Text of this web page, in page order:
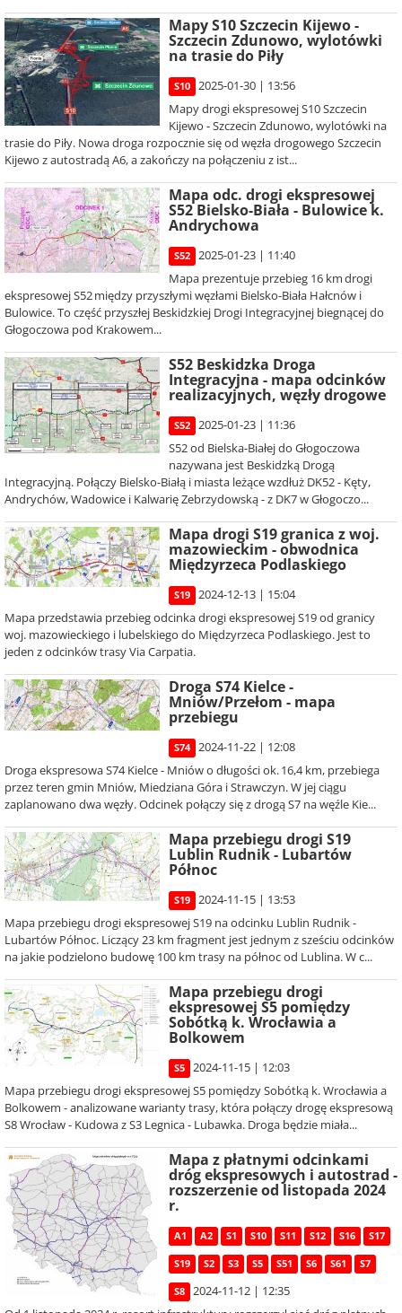
Mapy S10 Szczecin Kijewo -
Szczecin Zdunowo, wylotówki
na trasie do Piły
S10
2025-01-30 | 13:56
Mapy drogi ekspresowej S10 Szczecin
Kijewo - Szczecin Zdunowo, wylotówki na
trasie do Piły. Nowa droga rozpocznie się od węzła drogowego Szczecin
Kijewo z autostradą A6, a zakończy na połączeniu z ist...
Mapa odc. drogi ekspresowej
S52 Bielsko-Biała - Bulowice k.
Andrychowa
S52
2025-01-23 | 11:40
Mapa prezentuje przebieg 16 km drogi
ekspresowej S52 między przyszłymi węzłami Bielsko-Biała Hałcnów i
Bulowice. To część przyszłej Beskidzkiej Drogi Integracyjnej biegnącej do
Głogoczowa pod Krakowem...
S52 Beskidzka Droga
Integracyjna - mapa odcinków
realizacyjnych, węzły drogowe
S52
2025-01-23 | 11:36
S52 od Bielska-Białej do Głogoczowa
nazywana jest Beskidzką Drogą
Integracyjną. Połączy Bielsko-Białą i miasta leżące wzdłuż DK52 - Kęty,
Andrychów, Wadowice i Kalwarię Zebrzydowską - z DK7 w Głogoczo...
Mapa drogi S19 granica z woj.
mazowieckim - obwodnica
Międzyrzeca Podlaskiego
S19
2024-12-13 | 15:04
Mapa przedstawia przebieg odcinka drogi ekspresowej S19 od granicy
woj. mazowieckiego i lubelskiego do Międzyrzeca Podlaskiego. Jest to
jeden z odcinków trasy Via Carpatia.
Droga S74 Kielce -
Mniów/Przełom - mapa
przebiegu
S74
2024-11-22 | 12:08
Droga ekspresowa S74 Kielce - Mniów o długości ok. 16,4 km, przebiega
przez teren gmin Mniów, Miedziana Góra i Strawczyn. W jej ciągu
zaplanowano dwa węzły. Odcinek połączy się z drogą S7 na węźle Kie...
Mapa przebiegu drogi S19
Lublin Rudnik - Lubartów
Północ
S19
2024-11-15 | 13:53
Mapa przebiegu drogi ekspresowej S19 na odcinku Lublin Rudnik -
Lubartów Północ. Liczący 23 km fragment jest jednym z sześciu odcinków
na jakie podzielono budowę 100 km trasy na północ od Lublina. W c...
Mapa przebiegu drogi
ekspresowej S5 pomiędzy
Sobótką k. Wrocławia a
Bolkowem
S5
2024-11-15 | 12:03
Mapa przebiegu drogi ekspresowej S5 pomiędzy Sobótką k. Wrocławia a
Bolkowem - analizowane warianty trasy, która połączy drogę ekspresową
S8 Wrocław - Kudowa z S3 Legnica - Lubawka. Droga będzie miała...
Mapa z płatnymi odcinkami
dróg ekspresowych i autostrad -
rozszerzenie od listopada 2024
r.
A1 A2 S1 S10 S11 S12 S16 S17
S19 S2 S3 S5 S51 S6 S61 S7
S8
2024-11-12 | 12:35